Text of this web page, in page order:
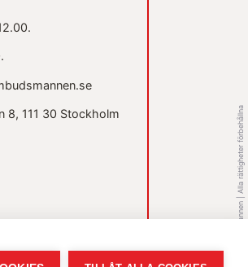
8, 111 30 Stockholm © 2026 - Medieombudsmannen | Alla rättigheter förbehållna